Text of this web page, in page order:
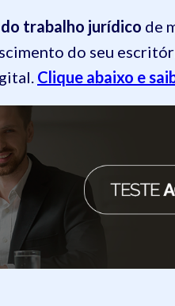
trabalho jurídico de
do seu
Clique abaixo e